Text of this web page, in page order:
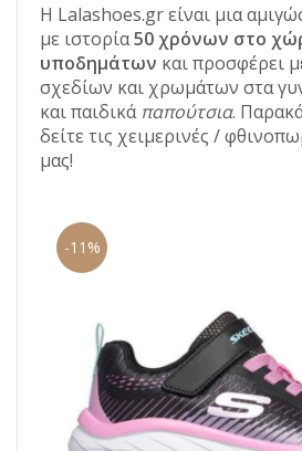
Η Lalashoes.gr είναι μια
με ιστορία50 χρόνων στο
υποδημάτων και προσφέρει
σχεδίων και χρωμάτων στα
και παιδικά παπούτσια.
δείτε τις χειμερινές /
μας!
-11%